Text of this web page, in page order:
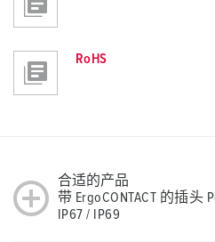
RoHS
合适的产品
带 ErgoCONTACT 的插头
IP67 / IP69